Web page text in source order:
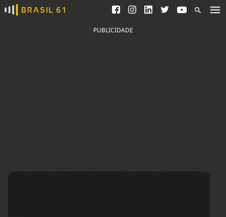
Ver todas as notícias
Saneamento
Indicadores
PUBLICIDADE